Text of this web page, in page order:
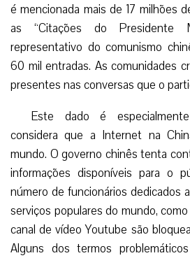
é mencionada mais de 17 milhões
as “Citações do Presidente
representativo do comunismo
60 mil entradas. As comunidades
presentes nas conversas que o
Este dado é
considera que a Internet na
mundo. O governo chinês tenta
informações disponíveis para o
número de funcionários dedicados
serviços populares do mundo,
canal de vídeo Youtube são
Alguns dos termos